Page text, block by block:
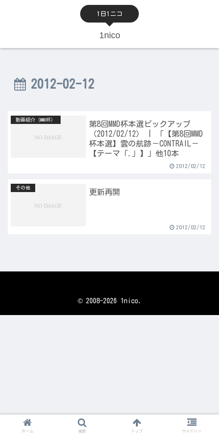
1日1ニコ
1nico
2012-02-12
動画紹介（MMD杯）
第8回MMD杯本選ピックアップ
（2012/02/12） | 「【第8回MMD
杯本選】雲の航跡－CONTRAIL－
【テーマ「.」】」他10本
2012/02/12
その他
更新再開
2012/02/12
© 2008-2026 1nico.
ホーム 検索 トップ サイドバー